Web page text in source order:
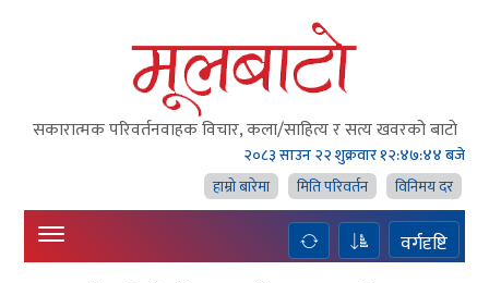
सकारात्मक परिवर्तनवाहक विचार, कला/साहित्य र सत्य खवरको बाटाे
२०८३ साउन २२ शुक्रवार१२:४७:४५ बजे
हाम्राे बारेमा
मिति परिवर्तन विनिमय दर
वर्गदृष्टि